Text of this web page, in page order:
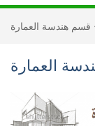
قسم هندسة العمارة
العمارة